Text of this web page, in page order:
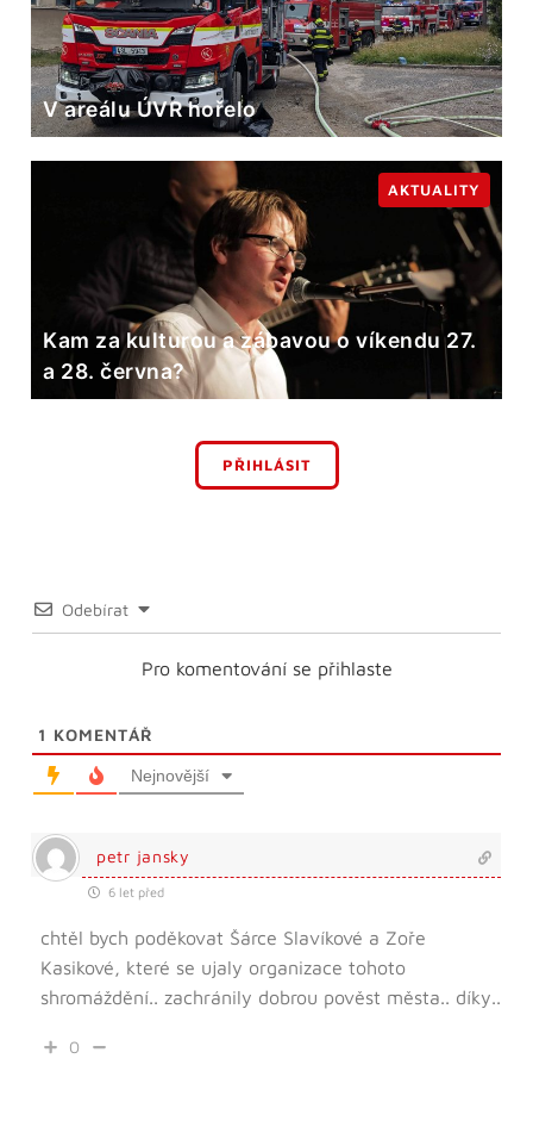
V areálu ÚVR hořelo
Kam za kulturou a zábavou o víkendu 27.
a 28. června?
AKTUALITY
PŘIHLÁSIT
Odebírat
Pro komentování se přihlaste
1 KOMENTÁŘ
Nejnovější
petr jansky
6 let před
chtěl bych poděkovat Šárce Slavíkové a Zoře
Kasikové, které se ujaly organizace tohoto
shromáždění.. zachránily dobrou pověst města.. díky..
0